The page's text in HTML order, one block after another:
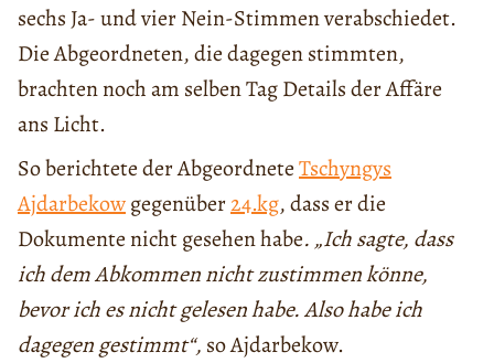
sechs Ja- und vier Nein-Stimmen verabschiedet.
Die Abgeordneten, die dagegen stimmten,
brachten noch am selben Tag Details der Affäre
ans Licht.
So berichtete der AbgeordneteTschyngys
Ajdarbekowgegenüber24.kg, dass er die
Dokumente nicht gesehen habe. „Ich sagte, dass
ich dem Abkommen nicht zustimmen könne,
bevor ich es nicht gelesen habe. Also habe ich
dagegen gestimmt“, so Ajdarbekow.